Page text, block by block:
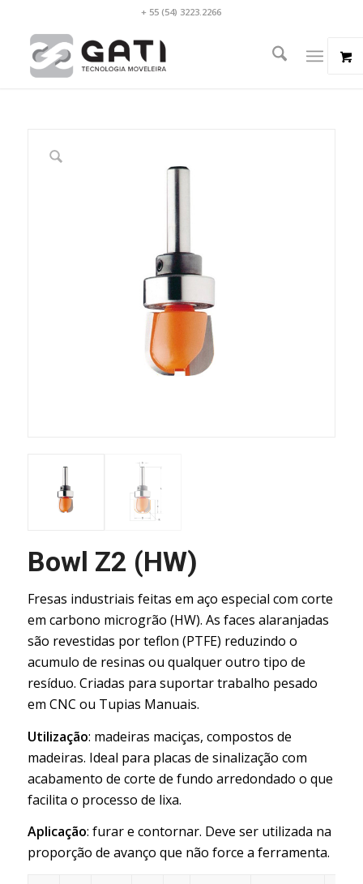
+ 55 (54) 3223.2266
Bowl Z2 (HW)
Fresas industriais feitas em aço especial com corte
em carbono microgrão (HW). As faces alaranjadas
são revestidas por teflon (PTFE) reduzindo o
acumulo de resinas ou qualquer outro tipo de
resíduo. Criadas para suportar trabalho pesado
em CNC ou Tupias Manuais.
Utilização: madeiras maciças, compostos de
madeiras. Ideal para placas de sinalização com
acabamento de corte de fundo arredondado o que
facilita o processo de lixa.
Aplicação: furar e contornar. Deve ser utilizada na
proporção de avanço que não force a ferramenta.